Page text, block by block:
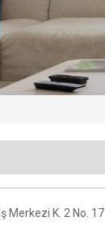
Merkezi K. 2 No. 17